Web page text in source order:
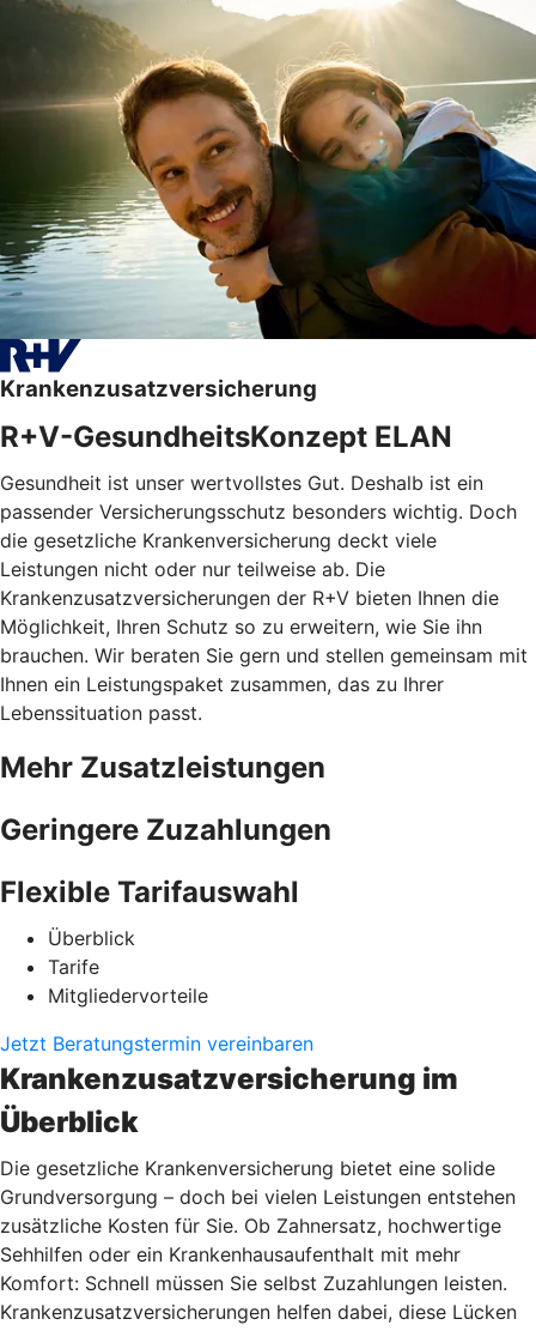
Krankenzusatzversicherung
R+V-GesundheitsKonzept ELAN
Gesundheit ist unser wertvollstes Gut. Deshalb ist ein
passender Versicherungsschutz besonders wichtig. Doch
die gesetzliche Krankenversicherung deckt viele
Leistungen nicht oder nur teilweise ab. Die
Krankenzusatzversicherungen der R+V bieten Ihnen die
Möglichkeit, Ihren Schutz so zu erweitern, wie Sie ihn
brauchen. Wir beraten Sie gern und stellen gemeinsam mit
Ihnen ein Leistungspaket zusammen, das zu Ihrer
Lebenssituation passt.
Mehr Zusatzleistungen
Geringere Zuzahlungen
Flexible Tarifauswahl
Überblick
Tarife
Mitgliedervorteile
Jetzt Beratungstermin vereinbaren
Krankenzusatzversicherung im
Überblick
Die gesetzliche Krankenversicherung bietet eine solide
Grundversorgung – doch bei vielen Leistungen entstehen
zusätzliche Kosten für Sie. Ob Zahnersatz, hochwertige
Sehhilfen oder ein Krankenhausaufenthalt mit mehr
Komfort: Schnell müssen Sie selbst Zuzahlungen leisten.
Krankenzusatzversicherungen helfen dabei, diese Lücken